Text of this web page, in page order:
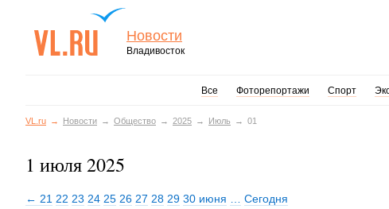
Новости
Владивосток
Все Фоторепортажи Спорт
VL.ru Новости Общество 2025 Июль 01
1 июля 2025
← 21 22 23 24 25 26 27 28 29 30 июня Сегодня